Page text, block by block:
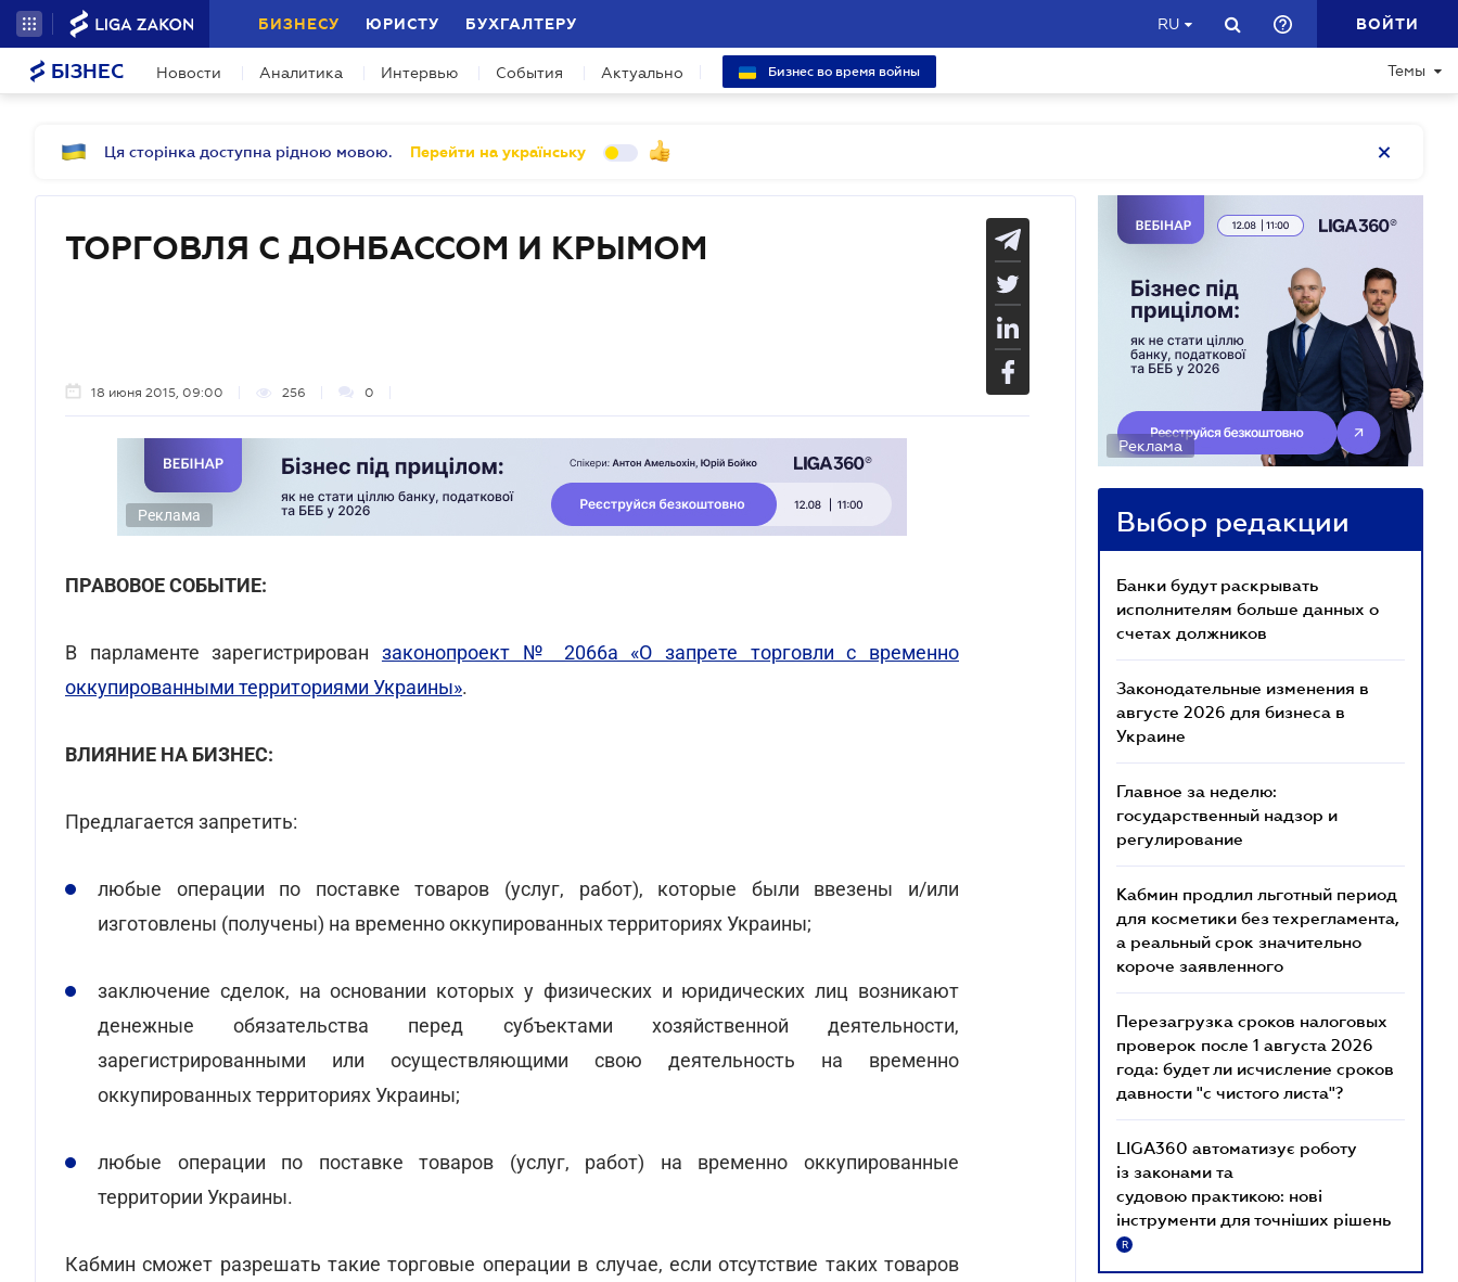
БИЗНЕСУ ЮРИСТУ БУХГАЛТЕРУ RU ВОЙТИ
БІЗНЕС Новости Аналитика Интервью События Актуально Бизнес во время войны Темы
Ця сторінка доступна рідною мовою. Перейти на українську
ТОРГОВЛЯ С ДОНБАССОМ И КРЫМОМ
18 июня 2015, 09:00 256 0
Реклама
ПРАВОВОЕ СОБЫТИЕ:
В парламенте зарегистрирован законопроект № 2066а «О запрете торговли с временно
оккупированными территориями Украины».
ВЛИЯНИЕ НА БИЗНЕС:
Предлагается запретить:
любые операции по поставке товаров (услуг, работ), которые были ввезены и/или
изготовлены (получены) на временно оккупированных территориях Украины;
заключение сделок, на основании которых у физических и юридических лиц возникают
денежные обязательства перед субъектами хозяйственной деятельности,
зарегистрированными или осуществляющими свою деятельность на временно
оккупированных территориях Украины;
любые операции по поставке товаров (услуг, работ) на временно оккупированные
территории Украины.
Кабмин сможет разрешать такие торговые операции в случае, если отсутствие таких товаров
Реклама
Выбор редакции
Банки будут раскрывать
исполнителям больше данных о
счетах должников
Законодательные изменения в
августе 2026 для бизнеса в
Украине
Главное за неделю:
государственный надзор и
регулирование
Кабмин продлил льготный период
для косметики без техрегламента,
а реальный срок значительно
короче заявленного
Перезагрузка сроков налоговых
проверок после 1 августа 2026
года: будет ли исчисление сроков
давности "с чистого листа"?
LIGA360 автоматизує роботу
із законами та
судовою практикою: нові
інструменти для точніших рішень
R